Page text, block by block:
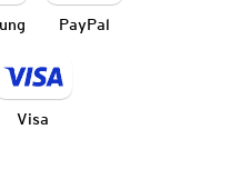
PayPal
Visa